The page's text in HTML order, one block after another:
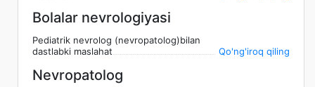
Bolalar nevrologiyasi
Pediatrik nevrolog (nevropatolog)bilan
dastlabki maslahat
Qo'ng'iroq qiling
Nevropatolog